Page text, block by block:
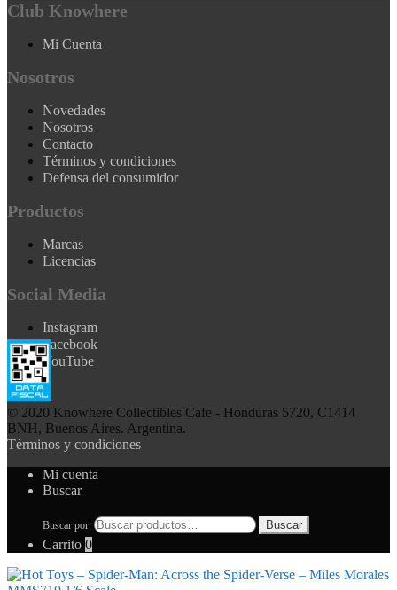
Club Knowhere
Mi Cuenta
Nosotros
Novedades
Nosotros
Contacto
Términos y condiciones
Defensa del consumidor
Productos
Marcas
Licencias
Social Media
Instagram
Facebook
YouTube
© 2020 Knowhere Collectibles Cafe - Honduras 5720, C1414
BNH, Buenos Aires. Argentina.
Términos y condiciones
Mi cuenta
Buscar
Buscar por: Buscar
Carrito 0